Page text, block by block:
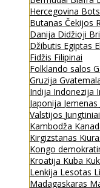
Hercegovina
Butanas Čekijos
Danija Didžioji
Džibutis Egiptas
Fidžis Filipinai
Folklando salos
Gruzija
Indija Indonezija
Japonija Jemenas
Valstijos
Kambodža
Kirgizstanas
Kongo
Kroatija Kuba
Lenkija Lesotas
Madagaskaras